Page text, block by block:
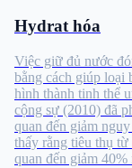
Hydrat hóa
Việc giữ đủ nước
bằng cách giúp loại
hình thành tinh thể
cộng sự (2010) đã
quan đến giảm
thấy rằng tiêu thụ
quan đến giảm